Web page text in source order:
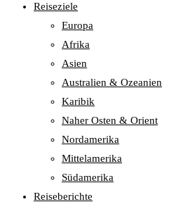
Reiseziele
Europa
Afrika
Asien
Australien & Ozeanien
Karibik
Naher Osten & Orient
Nordamerika
Mittelamerika
Südamerika
Reiseberichte